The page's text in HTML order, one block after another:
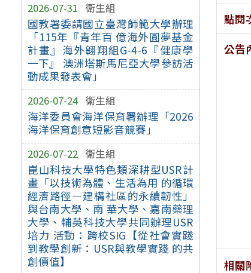
2026-07-31 衛生組
國教署委請國立臺灣師範大學辦理
「115年『青年百 億海外圓夢基金
計畫』海外翱翔組G-4-6『健康學
一下』 澳洲塔斯馬尼亞大學參訪活
動成果發表會」
2026-07-24 衛生組
海洋委員會海洋保育署辦理「2026
海洋保育創意短影音競賽」
2026-07-22 衛生組
崑山科技大學特色類深耕型USR計
畫「以技術為體、生活為用 的循環
經濟路徑—建構社區的永續韌性」
與台南大學、南 華大學、嘉南藥理
大學、輔英科技大學共同辦理USR
培力 活動：跨校SIG【從社會實踐
到教學創新：USR與教學實踐 的共
創價值】
點閱
公告
相關